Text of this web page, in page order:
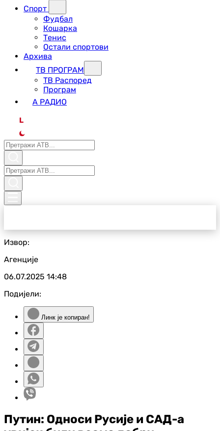
Спорт
Фудбал
Кошарка
Тенис
Остали спортови
Архива
ТВ ПРОГРАМ
ТВ Распоред
Програм
А РАДИО
L
Извор:
Агенције
06.07.2025 14:48
Подијели:
Линк је копиран!
Путин: Односи Русије и САД-а